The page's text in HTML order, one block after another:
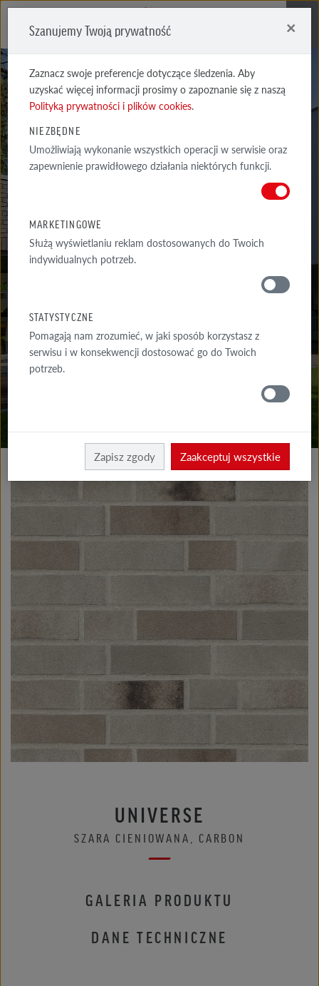
UNIVERSE
GDZIE
UNIVERSE
SZARA CIENIOWANA, CARBON
GALERIA PRODUKTU
DANE TECHNICZNE
Szanujemy Twoją prywatność ×
Zaznacz swoje preferencje dotyczące śledzenia. Aby
uzyskać więcej informacji prosimy o zapoznanie się z naszą
Polityką prywatności i plików cookies.
NIEZBĘDNE
Umożliwiają wykonanie wszystkich operacji w serwisie oraz
zapewnienie prawidłowego działania niektórych funkcji.
MARKETINGOWE
Służą wyświetlaniu reklam dostosowanych do Twoich
indywidualnych potrzeb.
STATYSTYCZNE
Pomagają nam zrozumieć, w jaki sposób korzystasz z
serwisu i w konsekwencji dostosować go do Twoich
potrzeb.
Zapisz zgody Zaakceptuj wszystkie